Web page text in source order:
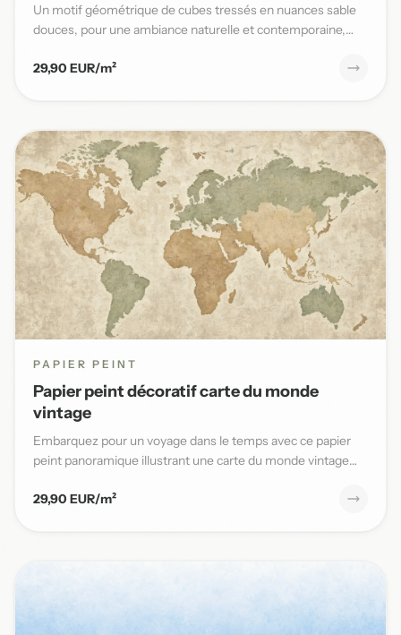
Un motif géométrique de cubes tressés en nuances sable
douces, pour une ambiance naturelle et contemporaine,
29,90 EUR/m²
PAPIER PEINT
Papier peint décoratif carte du monde
vintage
Embarquez pour un voyage dans le temps avec ce papier
peint panoramique illustrant une carte du monde vintage
29,90 EUR/m²